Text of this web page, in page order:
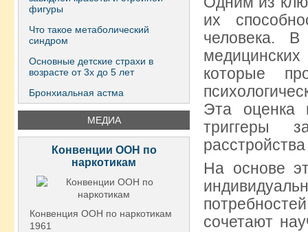
фигуры
Что такое метаболический
синдром
Основные детские страхи в
возрасте от 3х до 5 лет
Бронхиальная астма
МЕДИА
Конвенции ООН по
наркотикам
Конвенция ООН по наркотикам
1961
их
человека.
которые
Эта оценка
триггеры
На основе
сочетают